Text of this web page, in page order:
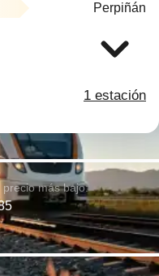
Perpiñán
1 estación
precio más bajo: